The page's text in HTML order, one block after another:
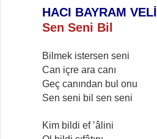
HACI BAYRAM VELİ
Sen Seni Bil
Bilmek istersen seni
Can içre ara canı
Geç canından bul onu
Sen seni bil sen seni
Kim bildi ef ’âlini